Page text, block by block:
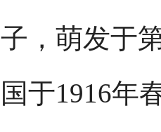
子，萌发于
国于1916年